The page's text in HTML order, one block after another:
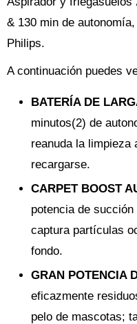
& 130 min de
Philips.
A continuación puedes
BATERÍA DE
minutos(2) de
reanuda la limpieza
recargarse.
CARPET BOOST
potencia de
captura partículas
fondo.
GRAN POTENCIA
eficazmente
pelo de mascotas;